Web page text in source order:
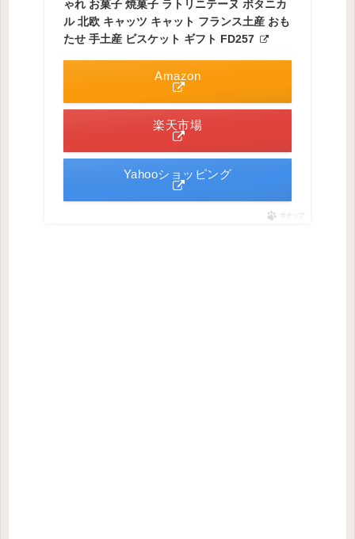
ゃれ お菓子 焼菓子 ラトリニテーヌ ボタニカ
ル 北欧 キャッツ キャット フランス土産 おも
たせ 手土産 ビスケット ギフト FD257
Amazon
楽天市場
Yahooショッピング
ポチップ